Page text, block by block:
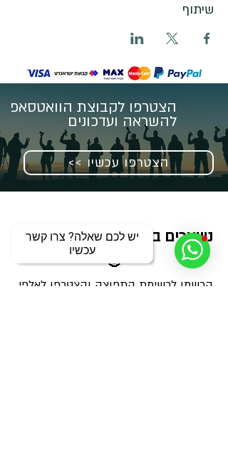
יש לכם שאלה? צרו קשר
עכשיו
שיתוף
הצטרפו לקבוצת הוואטסאפ
להשראה ועדכונים
<< הצטרפו עכשיו
🎯